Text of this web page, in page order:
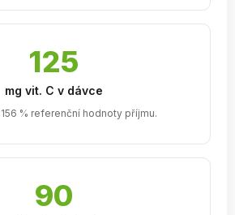
125
mg vit. C v dávce
% referenční hodnoty příjmu.
90